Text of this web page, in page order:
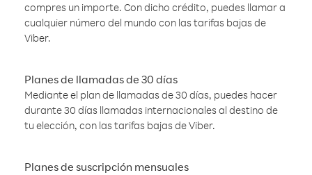
compres un importe. Con dicho crédito, puedes llamar a
cualquier número del mundo con las tarifas bajas de
Viber.
Planes de llamadas de 30 días
Mediante el plan de llamadas de 30 días, puedes hacer
durante 30 días llamadas internacionales al destino de
tu elección, con las tarifas bajas de Viber.
Planes de suscripción mensuales